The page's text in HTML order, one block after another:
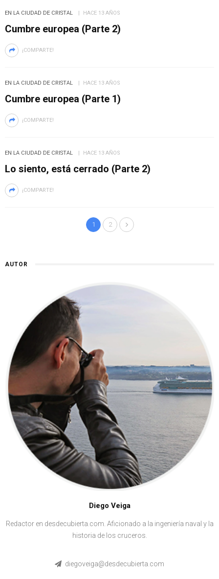
EN LA CIUDAD DE CRISTAL HACE 13 AÑOS
Cumbre europea (Parte 2)
¡COMPARTE!
EN LA CIUDAD DE CRISTAL HACE 13 AÑOS
Cumbre europea (Parte 1)
¡COMPARTE!
EN LA CIUDAD DE CRISTAL HACE 13 AÑOS
Lo siento, está cerrado (Parte 2)
¡COMPARTE!
1 2
AUTOR
Diego Veiga
Redactor en desdecubierta.com. Aficionado a la ingeniería naval y la
historia de los cruceros.
diegoveiga@desdecubierta.com